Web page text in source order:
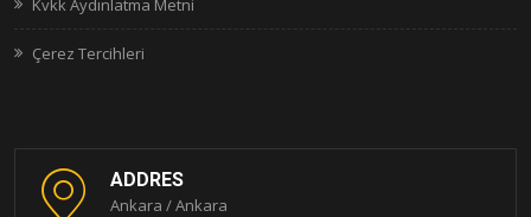
Kvkk Aydınlatma Metni
Çerez Tercihleri
ADDRES
Ankara / Ankara